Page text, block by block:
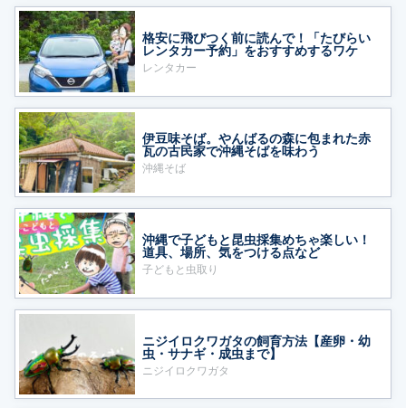
格安に飛びつく前に読んで！「たびらい
レンタカー予約」をおすすめするワケ
レンタカー
伊豆味そば。やんばるの森に包まれた赤
瓦の古民家で沖縄そばを味わう
沖縄そば
沖縄で子どもと昆虫採集めちゃ楽しい！
道具、場所、気をつける点など
子どもと虫取り
ニジイロクワガタの飼育方法【産卵・幼
虫・サナギ・成虫まで】
ニジイロクワガタ